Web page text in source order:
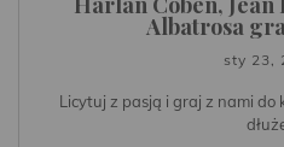
Albatrosa
sty 23,
Licytuj z pasją i graj z nami do